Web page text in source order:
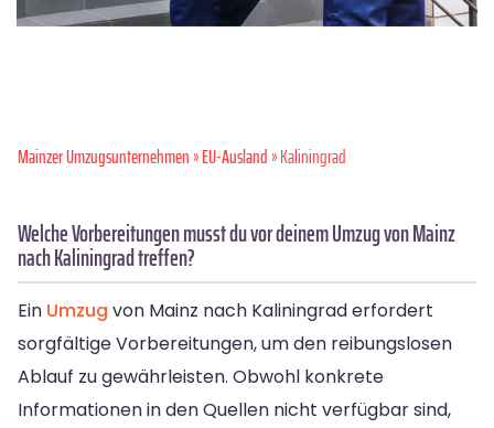
Mainzer Umzugsunternehmen»EU-Ausland» Kaliningrad
Welche Vorbereitungen musst du vor deinem Umzug von Mainz
nach Kaliningrad treffen?
Ein Umzug von Mainz nach Kaliningrad erfordert
sorgfältige Vorbereitungen, um den reibungslosen
Ablauf zu gewährleisten. Obwohl konkrete
Informationen in den Quellen nicht verfügbar sind,